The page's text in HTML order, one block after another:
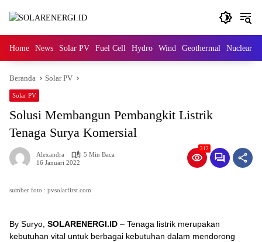
Home News Solar PV Fuel Cell Hydro Wind Geothermal Nuclear
Beranda Solar PV
Solar PV
Solusi Membangun Pembangkit Listrik
Tenaga Surya Komersial
Alexandra
5 Min Baca
16 Januari 2022
312
sumber foto : pvsolarfirst.com
By Suryo, SOLARENERGI.ID – Tenaga listrik merupakan
kebutuhan vital untuk berbagai kebutuhan dalam mendorong